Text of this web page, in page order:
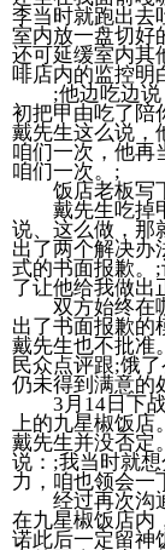
李当时就跑出去
室内放一盘切好
还可延缓室内其
啡店内的监控明
;他边吃边说
初把甲由吃了陪
戴先生这么说，
咱们一次，他再
咱们一次。;
饭店老板写
戴先生吃掉甲
说、这么做，那
出了两个解决办
式的书面报歉。
了让他给我做出
双方始终在咖
出了书面报歉的
戴先生也不批准
民众点评跟;饿
仍未得到满意的
3月14日下战
上的九星椒饭
戴先生并没否定
说：;我当时就
力，咱也领会一
经过再次沟通
在九星椒饭店内
诺此后一定留神